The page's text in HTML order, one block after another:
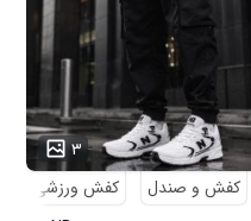
۳
کفش و صندل
کفش ورزشی